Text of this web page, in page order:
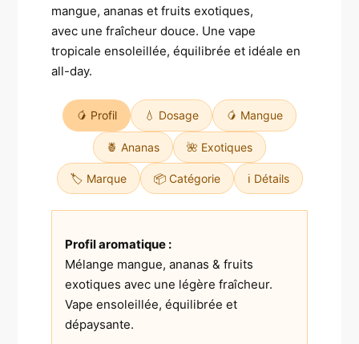
mangue, ananas et fruits exotiques,
avec une fraîcheur douce. Une vape
tropicale ensoleillée, équilibrée et idéale en
all-day.
🥭 Profil 💧 Dosage 🥭 Mangue
🍍 Ananas 🌺 Exotiques
🏷️ Marque 📦 Catégorie ℹ️ Détails
Profil aromatique :
Mélange mangue, ananas & fruits
exotiques avec une légère fraîcheur.
Vape ensoleillée, équilibrée et
dépaysante.